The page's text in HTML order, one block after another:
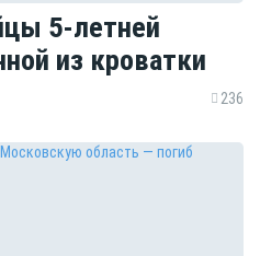
5-летней
из кроватки
236